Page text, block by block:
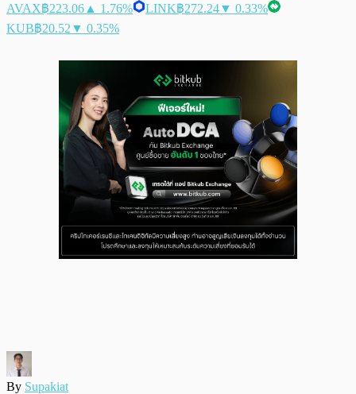
AVAX฿223.06 ▲ 1.76% LINK฿272.24▼ 0.33%
KUB฿20.52 ▼ 0.35%
By Supakiat